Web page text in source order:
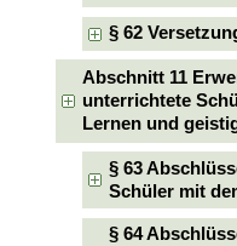
§ 62
Abschnitt 11
unterrichtete
Lernen und
§ 63
Schüler mit
§ 64